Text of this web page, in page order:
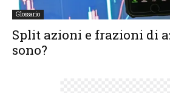
Glossario
Split azioni e frazioni di
sono?